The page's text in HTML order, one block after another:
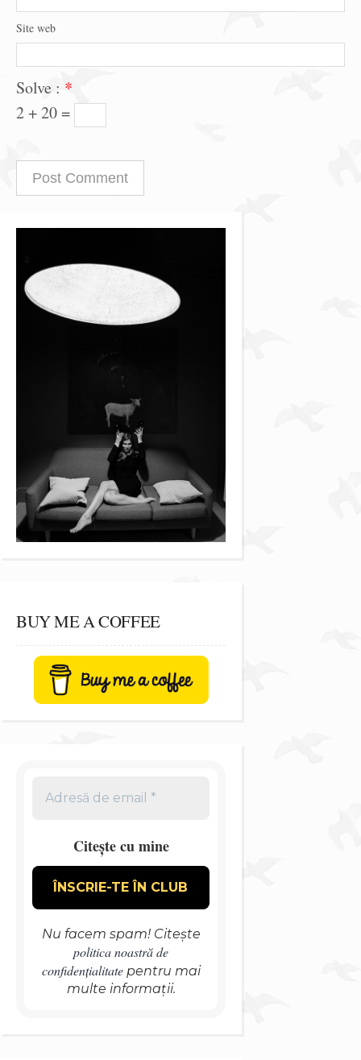
Site web
Solve : *
2 + 20 =
BUY ME A COFFEE
Citește cu mine
Nu facem spam! Citește
politica noastră de
confidențialitatepentru mai
multe informații.